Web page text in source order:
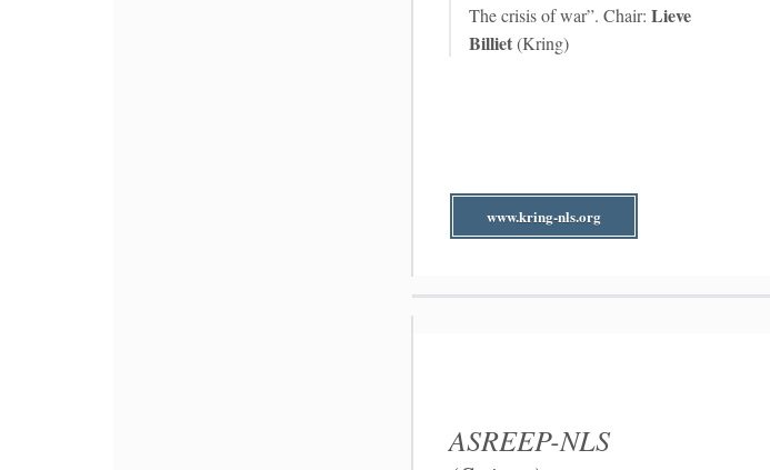
The crisis of war”. Chair: Lieve
Billiet(Kring)
www.kring-nls.org
ASREEP-NLS